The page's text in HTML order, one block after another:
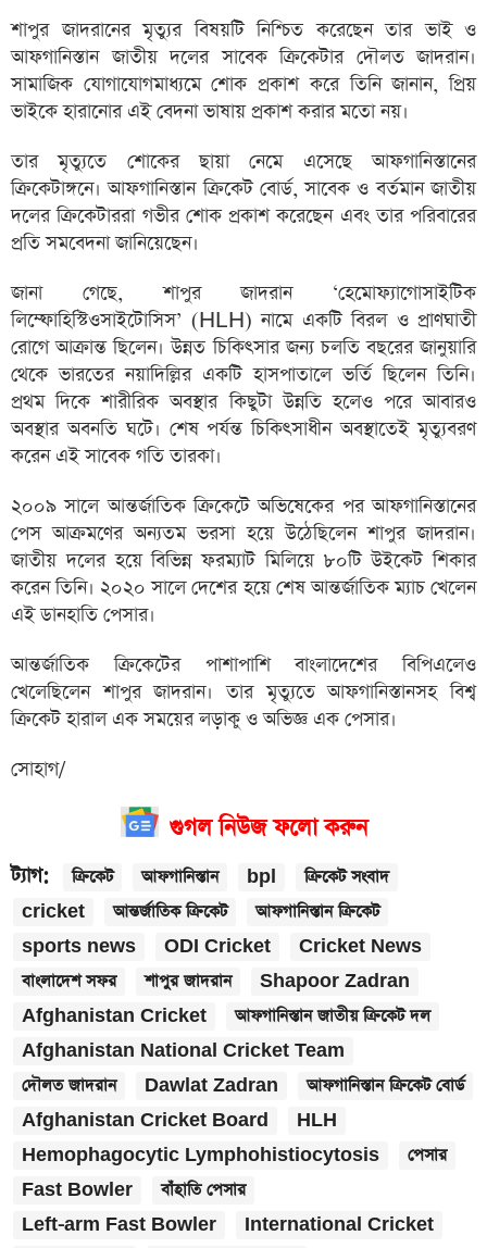
শাপুর জাদরানের মৃত্যুর বিষয়টি নিশ্চিত করেছেন তার ভাই ও
আফগানিস্তান জাতীয় দলের সাবেক ক্রিকেটার দৌলত জাদরান।
সামাজিক যোগাযোগমাধ্যমে শোক প্রকাশ করে তিনি জানান, প্রিয়
ভাইকে হারানোর এই বেদনা ভাষায় প্রকাশ করার মতো নয়।
তার মৃত্যুতে শোকের ছায়া নেমে এসেছে আফগানিস্তানের
ক্রিকেটাঙ্গনে। আফগানিস্তান ক্রিকেট বোর্ড, সাবেক ও বর্তমান জাতীয়
দলের ক্রিকেটাররা গভীর শোক প্রকাশ করেছেন এবং তার পরিবারের
প্রতি সমবেদনা জানিয়েছেন।
জানা গেছে, শাপুর জাদরান ‘হেমোফ্যাগোসাইটিক
লিম্ফোহিস্টিওসাইটোসিস’ (HLH) নামে একটি বিরল ও প্রাণঘাতী
রোগে আক্রান্ত ছিলেন। উন্নত চিকিৎসার জন্য চলতি বছরের জানুয়ারি
থেকে ভারতের নয়াদিল্লির একটি হাসপাতালে ভর্তি ছিলেন তিনি।
প্রথম দিকে শারীরিক অবস্থার কিছুটা উন্নতি হলেও পরে আবারও
অবস্থার অবনতি ঘটে। শেষ পর্যন্ত চিকিৎসাধীন অবস্থাতেই মৃত্যুবরণ
করেন এই সাবেক গতি তারকা।
২০০৯ সালে আন্তর্জাতিক ক্রিকেটে অভিষেকের পর আফগানিস্তানের
পেস আক্রমণের অন্যতম ভরসা হয়ে উঠেছিলেন শাপুর জাদরান।
জাতীয় দলের হয়ে বিভিন্ন ফরম্যাট মিলিয়ে ৮০টি উইকেট শিকার
করেন তিনি। ২০২০ সালে দেশের হয়ে শেষ আন্তর্জাতিক ম্যাচ খেলেন
এই ডানহাতি পেসার।
আন্তর্জাতিক ক্রিকেটের পাশাপাশি বাংলাদেশের বিপিএলেও
খেলেছিলেন শাপুর জাদরান। তার মৃত্যুতে আফগানিস্তানসহ বিশ্ব
ক্রিকেট হারাল এক সময়ের লড়াকু ও অভিজ্ঞ এক পেসার।
সোহাগ/
গুগল নিউজ ফলো করুন
ট্যাগ: ক্রিকেট আফগানিস্তান bpl
ক্রিকেট সংবাদ
cricket
আন্তর্জাতিক ক্রিকেট
আফগানিস্তান ক্রিকেট
sports news
ODI Cricket
Cricket News
বাংলাদেশ সফর
শাপুর জাদরান
Shapoor Zadran
Afghanistan Cricket
আফগানিস্তান জাতীয় ক্রিকেট দল
Afghanistan National Cricket Team
দৌলত জাদরান
Dawlat Zadran
আফগানিস্তান ক্রিকেট বোর্ড
Afghanistan Cricket Board
HLH
Hemophagocytic Lymphohistiocytosis
পেসার
Fast Bowler
বাঁহাতি পেসার
Left-arm Fast Bowler
International Cricket